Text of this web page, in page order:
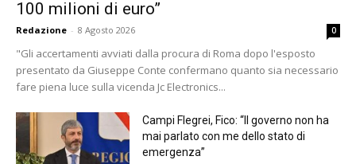
100 milioni di euro”
Redazione - 8 Agosto 2026 0
"Gli accertamenti avviati dalla procura di Roma dopo l'esposto
presentato da Giuseppe Conte confermano quanto sia necessario
fare piena luce sulla vicenda Jc Electronics...
Campi Flegrei, Fico: “Il governo non ha
mai parlato con me dello stato di
emergenza”